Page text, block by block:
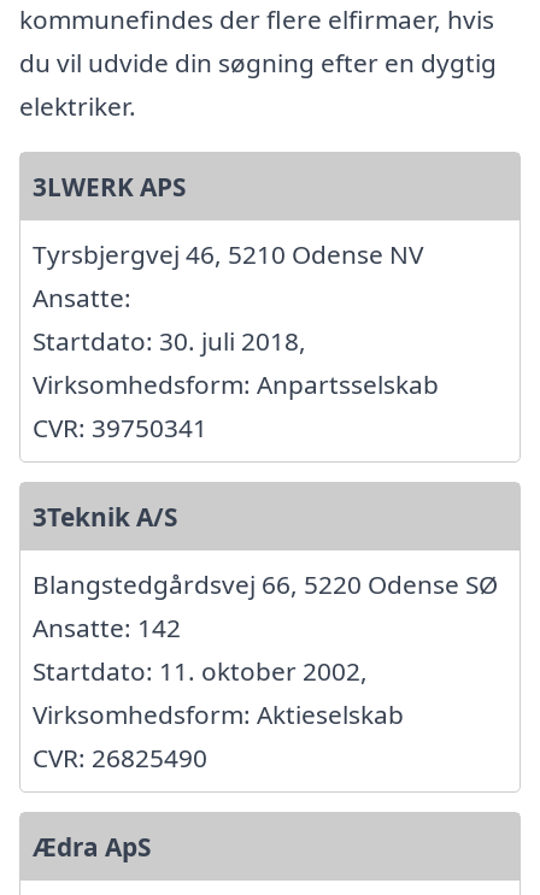
kommunefindes der flere elfirmaer, hvis
du vil udvide din søgning efter en dygtig
elektriker.
3LWERK APS
Tyrsbjergvej 46, 5210 Odense NV
Ansatte:
Startdato: 30. juli 2018,
Virksomhedsform: Anpartsselskab
CVR: 39750341
3Teknik A/S
Blangstedgårdsvej 66, 5220 Odense SØ
Ansatte: 142
Startdato: 11. oktober 2002,
Virksomhedsform: Aktieselskab
CVR: 26825490
Ædra ApS